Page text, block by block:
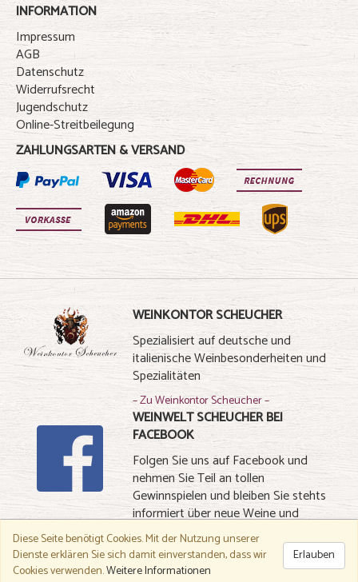
INFORMATION
Impressum
AGB
Datenschutz
Widerrufsrecht
Jugendschutz
Online-Streitbeilegung
ZAHLUNGSARTEN & VERSAND
WEINKONTOR SCHEUCHER
Spezialisiert auf deutsche und
italienische Weinbesonderheiten und
Spezialitäten
– Zu Weinkontor Scheucher –
WEINWELT SCHEUCHER BEI
FACEBOOK
Folgen Sie uns auf Facebook und
nehmen Sie Teil an tollen
Gewinnspielen und bleiben Sie stehts
informiert über neue Weine und
Spezialitäten
– Zu Facebook –
Diese Seite benötigt Cookies.Mit der Nutzung unserer
Dienste erklären Sie sich damit einverstanden, dass wir
Cookies verwenden.Weitere Informationen
Erlauben